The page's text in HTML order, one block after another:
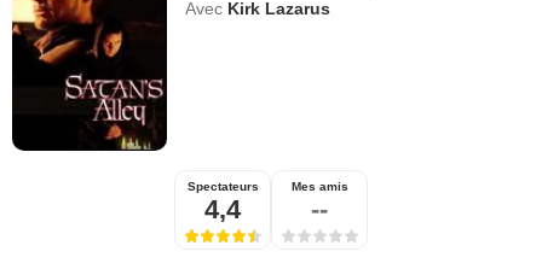
Avec Kirk Lazarus
Spectateurs
4,4
Mes amis
--